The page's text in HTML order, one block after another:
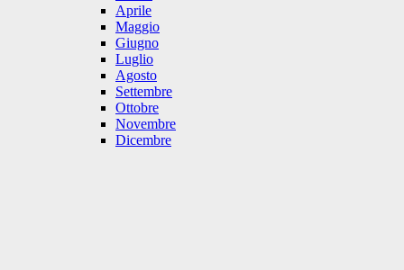
Aprile
Maggio
Giugno
Luglio
Agosto
Settembre
Ottobre
Novembre
Dicembre